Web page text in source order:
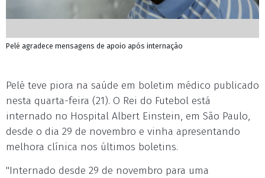
Pelé agradece mensagens de apoio após internação
Pelé teve piora na saúde em boletim médico publicado
nesta quarta-feira (21). O Rei do Futebol está
internado no Hospital Albert Einstein, em São Paulo,
desde o dia 29 de novembro e vinha apresentando
melhora clínica nos últimos boletins.
"Internado desde 29 de novembro para uma